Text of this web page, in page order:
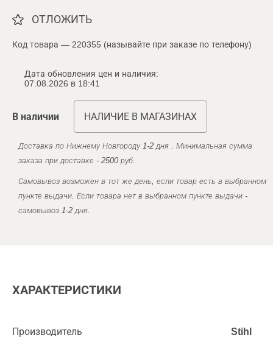
ОТЛОЖИТЬ
Код товара — 220355 (называйте при заказе по телефону)
Дата обновления цен и наличия:
07.08.2026 в 18:41
В наличии НАЛИЧИЕ В МАГАЗИНАХ
Доставка по Нижнему Новгороду 1-2 дня . Минимальная сумма
заказа при доставке - 2500 руб.
Самовывоз возможен в тот же день, если товар есть в выбранном
пункте выдачи. Если товара нет в выбранном пункте выдачи -
самовывоз 1-2 дня.
ХАРАКТЕРИСТИКИ
Производитель Stihl